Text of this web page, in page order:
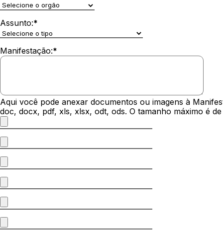
Assunto:*
Manifestação:*
Aqui você pode anexar documentos ou imagens à
doc, docx, pdf, xls, xlsx, odt, ods. O tamanho máximo é